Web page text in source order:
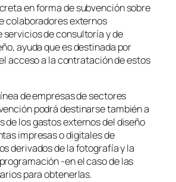
en forma de subvención sobre
colaboradores externos
servicios de consultoría y de
ayuda que es destinada por
acceso a la contratación de estos
de empresas de sectores
podrá destinarse también a
de los gastos externos del diseño
impresas o digitales de
derivados de la fotografía y la
-en el caso de las
para obtenerlas.